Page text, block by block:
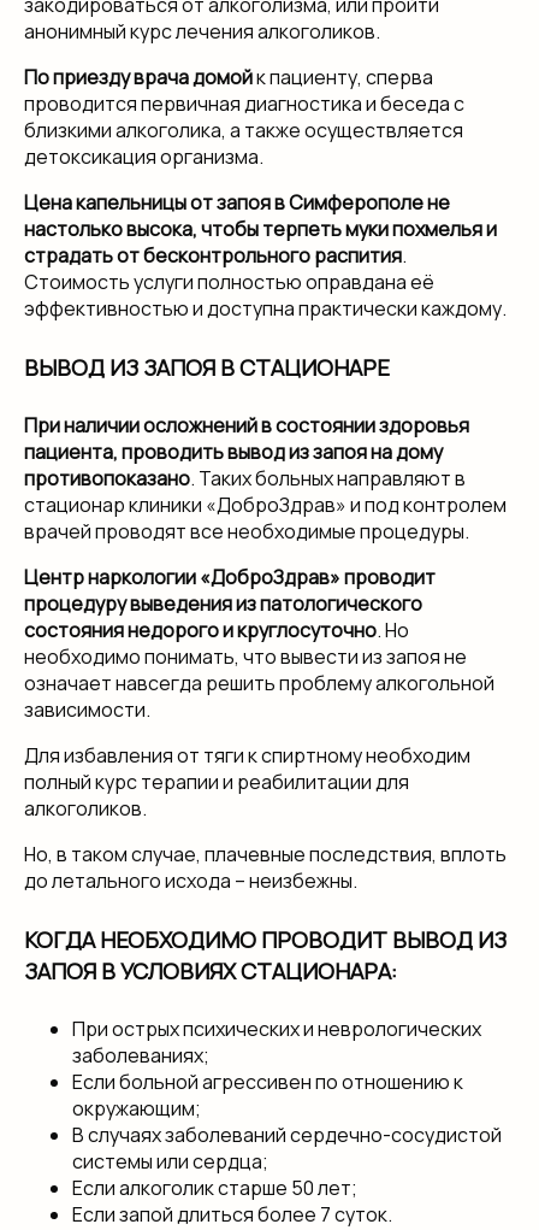
анонимный курс лечения алкоголиков.
По приезду врача домойк пациенту, сперва
проводится первичная диагностика и беседа с
близкими алкоголика, а также осуществляется
детоксикация организма.
Цена капельницы от запоя в Симферополе не
настолько высока, чтобы терпеть муки похмелья и
страдать от бесконтрольного распития.
Стоимость услуги полностью оправдана её
эффективностью и доступна практически каждому.
ВЫВОД ИЗ ЗАПОЯ В СТАЦИОНАРЕ
При наличии осложнений в состоянии здоровья
пациента, проводить вывод из запоя на дому
противопоказано. Таких больных направляют в
стационар клиники «ДоброЗдрав» и под контролем
врачей проводят все необходимые процедуры.
Центр наркологии «ДоброЗдрав» проводит
процедуру выведения из патологического
состояния недорого и круглосуточно. Но
необходимо понимать, что вывести из запоя не
означает навсегда решить проблему алкогольной
зависимости.
Для избавления от тяги к спиртному необходим
полный курс терапии и реабилитации для
алкоголиков.
Но, в таком случае, плачевные последствия, вплоть
до летального исхода – неизбежны.
КОГДА НЕОБХОДИМО ПРОВОДИТ ВЫВОД ИЗ
ЗАПОЯ В УСЛОВИЯХ СТАЦИОНАРА:
При острых психических и неврологических
заболеваниях;
Если больной агрессивен по отношению к
окружающим;
В случаях заболеваний сердечно-сосудистой
системы или сердца;
Если алкоголик старше 50 лет;
Если запой длиться более 7 суток.